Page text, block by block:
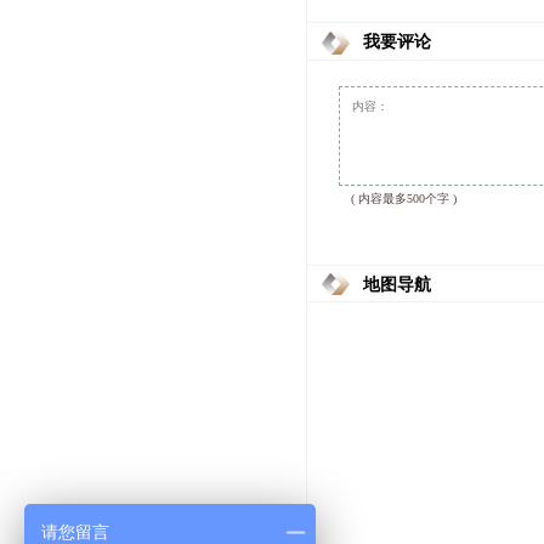
我要评论
( 内容最多500个字 )
地图导航
请您留言